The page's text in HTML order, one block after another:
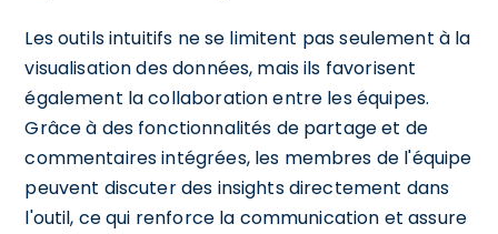
Les outils intuitifs ne se limitent pas seulement à la
visualisation des données, mais ils favorisent
également la collaboration entre les équipes.
Grâce à des fonctionnalités de partage et de
commentaires intégrées, les membres de l'équipe
peuvent discuter des insights directement dans
l'outil, ce qui renforce la communication et assure